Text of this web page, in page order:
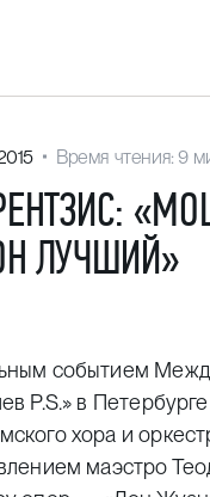
театр оперы
Время чтения: 9
ЛУЧШИЙ»
событием
P.S.» в
хора и
маэстро